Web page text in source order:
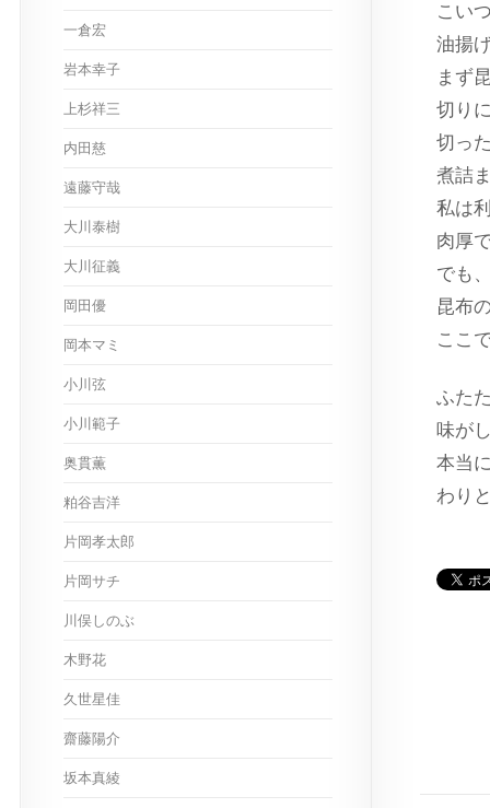
こい
油揚
まず
切り
切っ
煮詰
私は
肉厚
でも
昆布
ここ
ふた
味が
本当
わり
一倉宏
岩本幸子
上杉祥三
内田慈
遠藤守哉
大川泰樹
大川征義
岡田優
岡本マミ
小川弦
小川範子
奥貫薫
粕谷吉洋
片岡孝太郎
片岡サチ
川俣しのぶ
木野花
久世星佳
齋藤陽介
坂本真綾